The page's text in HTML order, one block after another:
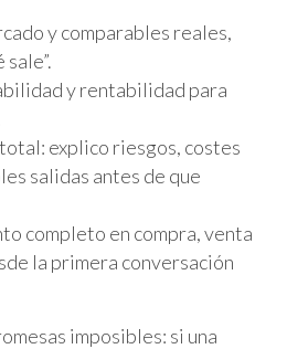
llar i criar els teus fills.
pintorescs paisatges i de
catalunya ofereix un
familiars són
cosmopolites,
Barcelona,
única d'opcions
i d'oci. Des de museus i
fins a parcs i platges,
y comparables reales,
sale”.
y rentabilidad para
explico riesgos, costes
salidas antes de que
completo en compra, venta
la primera conversación
imposibles: si una